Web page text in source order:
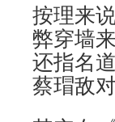
按理来
弊穿墙
还指名
蔡瑁敌